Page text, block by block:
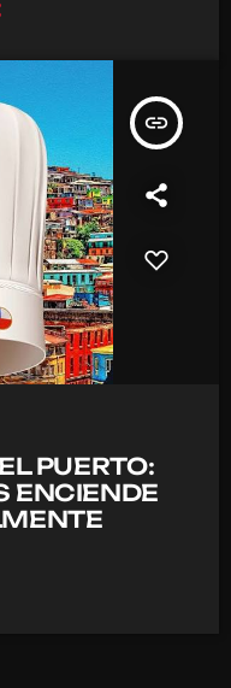
insert_link
PUERTO:
ENCIENDE